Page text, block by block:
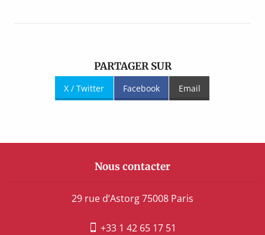
PARTAGER SUR
X / Twitter Facebook Email
Nous contacter
29 rue d’Astorg 75008 Paris
+33 1 42 65 17 51